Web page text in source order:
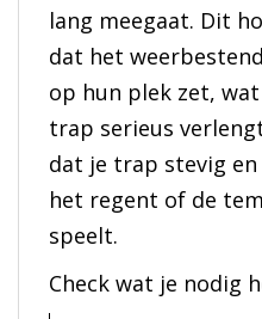
lang meegaat. Dit
dat het
op hun plek zet,
trap serieus
dat je trap stevig
het regent of de
speelt.
Check wat je nodig